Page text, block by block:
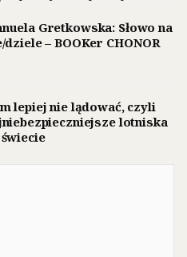
Gretkowska: Słowo na
dziele – BOOKer CHONOR
lepiej nie lądować, czyli
lotniska